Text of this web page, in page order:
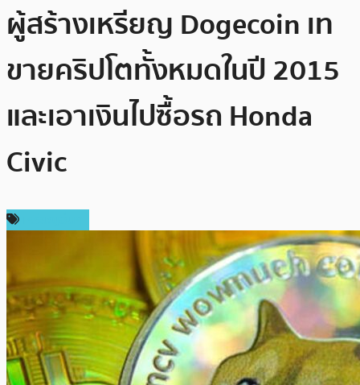
ผู้สร้างเหรียญ Dogecoin เท
ขายคริปโตทั้งหมดในปี 2015
และเอาเงินไปซื้อรถ Honda
Civic